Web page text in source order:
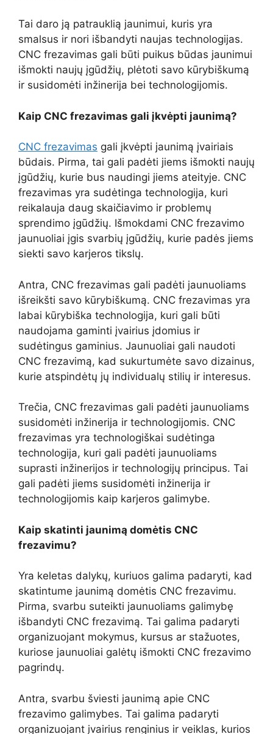
Tai daro ją patrauklią jaunimui, kuris yra
smalsus ir nori išbandyti naujas technologijas.
CNC frezavimas gali būti puikus būdas jaunimui
išmokti naujų įgūdžių, plėtoti savo kūrybiškumą
ir susidomėti inžinerija bei technologijomis.
Kaip CNC frezavimas gali įkvėpti jaunimą?
CNC frezavimas gali įkvėpti jaunimą įvairiais
būdais. Pirma, tai gali padėti jiems išmokti naujų
įgūdžių, kurie bus naudingi jiems ateityje. CNC
frezavimas yra sudėtinga technologija, kuri
reikalauja daug skaičiavimo ir problemų
sprendimo įgūdžių. Išmokdami CNC frezavimo
jaunuoliai įgis svarbių įgūdžių, kurie padės jiems
siekti savo karjeros tikslų.
Antra, CNC frezavimas gali padėti jaunuoliams
išreikšti savo kūrybiškumą. CNC frezavimas yra
labai kūrybiška technologija, kuri gali būti
naudojama gaminti įvairius įdomius ir
sudėtingus gaminius. Jaunuoliai gali naudoti
CNC frezavimą, kad sukurtumėte savo dizainus,
kurie atspindėtų jų individualų stilių ir interesus.
Trečia, CNC frezavimas gali padėti jaunuoliams
susidomėti inžinerija ir technologijomis. CNC
frezavimas yra technologiškai sudėtinga
technologija, kuri gali padėti jaunuoliams
suprasti inžinerijos ir technologijų principus. Tai
gali padėti jiems susidomėti inžinerija ir
technologijomis kaip karjeros galimybe.
Kaip skatinti jaunimą domėtis CNC
frezavimu?
Yra keletas dalykų, kuriuos galima padaryti, kad
skatintume jaunimą domėtis CNC frezavimu.
Pirma, svarbu suteikti jaunuoliams galimybę
išbandyti CNC frezavimą. Tai galima padaryti
organizuojant mokymus, kursus ar stažuotes,
kuriose jaunuoliai galėtų išmokti CNC frezavimo
pagrindų.
Antra, svarbu šviesti jaunimą apie CNC
frezavimo galimybes. Tai galima padaryti
organizuojant įvairius renginius ir veiklas, kurios